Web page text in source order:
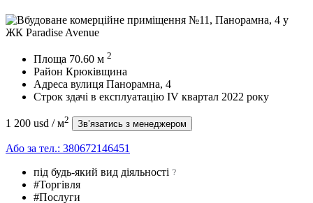
Площа 70.60 м 2
Район Крюківщина
Адреса вулиця Панорамна, 4
Строк здачі в експлуатацію IV квартал 2022 року
1 200 usd / м2 Зв’язатись з менеджером
Або за тел.: 380672146451
під будь-який вид діяльності
#Торгівля
#Послуги